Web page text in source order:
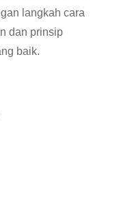
langkah cara
dan prinsip
baik.